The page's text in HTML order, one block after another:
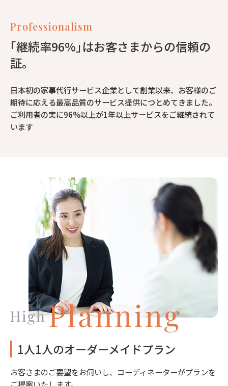
Professionalism
｢継続率96%｣はお客さまからの信頼の
証。
日本初の家事代行サービス企業として創業以来、お客様のご
期待に応える最高品質のサービス提供につとめてきました。
ご利用者の実に96%以上が1年以上サービスをご継続されて
います
1人1人のオーダーメイドプラン
お客さまのご要望をお伺いし、コーディネーターがプランを